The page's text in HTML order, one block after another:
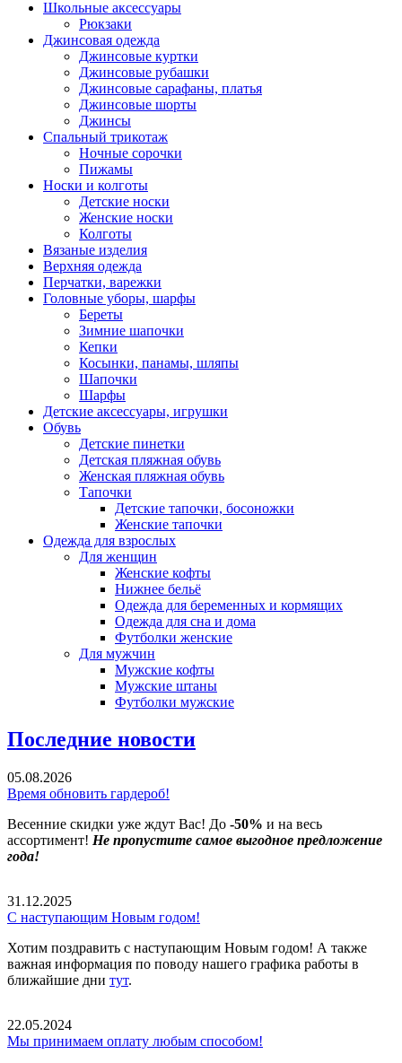
Школьные аксессуары
Рюкзаки
Джинсовая одежда
Джинсовые куртки
Джинсовые рубашки
Джинсовые сарафаны, платья
Джинсовые шорты
Джинсы
Спальный трикотаж
Ночные сорочки
Пижамы
Носки и колготы
Детские носки
Женские носки
Колготы
Вязаные изделия
Верхняя одежда
Перчатки, варежки
Головные уборы, шарфы
Береты
Зимние шапочки
Кепки
Косынки, панамы, шляпы
Шапочки
Шарфы
Детские аксессуары, игрушки
Обувь
Детские пинетки
Детская пляжная обувь
Женская пляжная обувь
Тапочки
Детские тапочки, босоножки
Женские тапочки
Одежда для взрослых
Для женщин
Женские кофты
Нижнее бельё
Одежда для беременных и кормящих
Одежда для сна и дома
Футболки женские
Для мужчин
Мужские кофты
Мужские штаны
Футболки мужские
Последние новости
05.08.2026
Время обновить гардероб!
Весенние скидки уже ждут Вас! До -50% и на весь
ассортимент! Не пропустите самое выгодное предложение
года!
31.12.2025
С наступающим Новым годом!
Хотим поздравить с наступающим Новым годом! А также
важная информация по поводу нашего графика работы в
ближайшие дни тут.
22.05.2024
Мы принимаем оплату любым способом!